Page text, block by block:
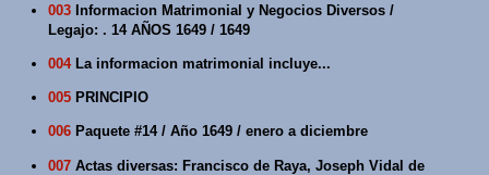
003 Informacion Matrimonial y Negocios Diversos /
Legajo: . 14 AÑOS 1649 / 1649
004La informacion matrimonial incluye...
005 PRINCIPIO
006 Paquete #14 / Año 1649 / enero a diciembre
007 Actas diversas: Francisco de Raya, Joseph Vidal de